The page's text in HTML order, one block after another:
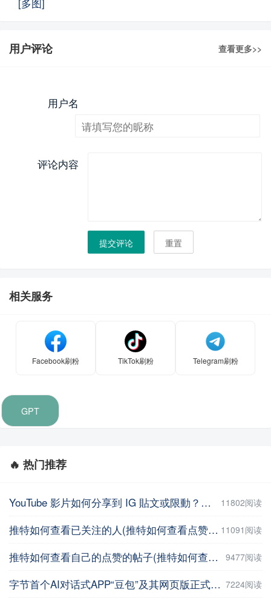
用户评论 查看更多>>
用户名
评论内容
提交评论 重置
相关服务
Facebook刷粉 TikTok刷粉 Telegram刷粉
GPT
🔥 热门推荐
YouTube 影片如何分享到 IG 貼文或限動？教你用這招【Facebook教程】 11802阅读
推特如何查看已关注的人(推特如何查看点赞记录) 11091阅读
推特如何查看自己的点赞的帖子(推特如何查看自己的点赞的帖子数量 ) 9477阅读
字节首个AI对话式APP“豆包”及其网页版正式上线 7224阅读